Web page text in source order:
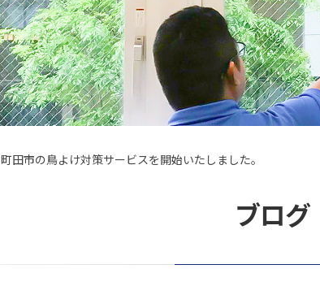
町田市の鳥よけ対策サービスを開始いたしました。
ブログ